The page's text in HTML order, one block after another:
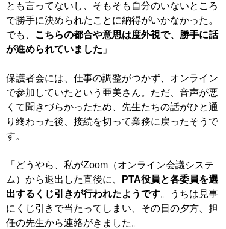
とも言ってないし、そもそも自分のいないところ
で勝手に決められたことに納得がいかなかった。
でも、 こちらの都合や意思は度外視で、勝手に話
が進められていました 」
保護者会には、仕事の調整がつかず、オンライン
で参加していたという亜美さん。ただ、音声が悪
くて聞きづらかったため、先生たちの話がひと通
り終わった後、接続を切って業務に戻ったそうで
す。
「どうやら、私がZoom（オンライン会議システ
ム）から退出した直後に、
PTA役員と各委員を選
出するくじ引きが行われたようです。うちは見事
にくじ引きで当たってしまい、その日の夕方、担
任の先生から連絡がきました。